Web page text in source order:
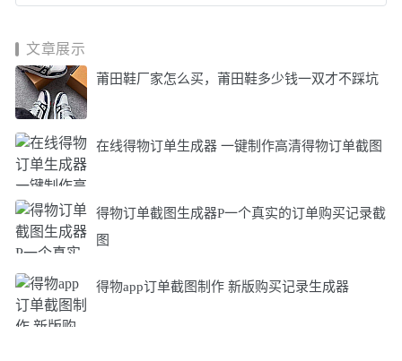
文章展示
莆田鞋厂家怎么买，莆田鞋多少钱一双才不踩坑
在线得物订单生成器 一键制作高清得物订单截图
得物订单截图生成器P一个真实的订单购买记录截
图
得物app订单截图制作 新版购买记录生成器